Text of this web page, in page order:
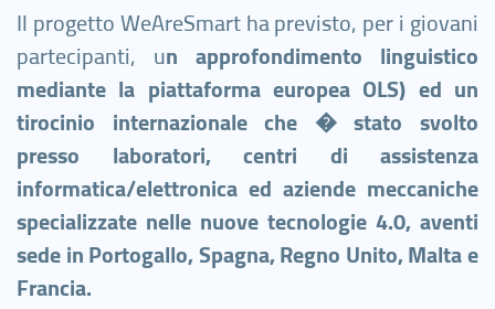
Il progetto WeAreSmart ha previsto, per i giovani
partecipanti, un approfondimento linguistico
mediante la piattaforma europea OLS) ed un
tirocinio internazionale che � stato svolto
presso laboratori, centri di assistenza
informatica/elettronica ed aziende meccaniche
specializzate nelle nuove tecnologie 4.0, aventi
sede in Portogallo, Spagna, Regno Unito, Malta e
Francia.